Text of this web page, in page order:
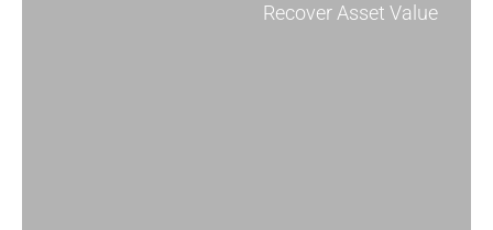
Recover Asset Value